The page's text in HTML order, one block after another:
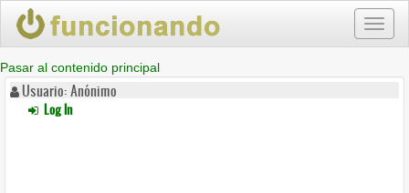
Pasar al contenido principal
Usuario: Anónimo
Log In